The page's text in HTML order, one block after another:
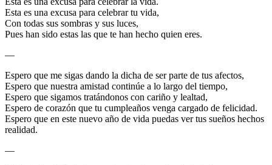
Esta es una excusa para celebrar tu vida,
Con todas sus sombras y sus luces,
Pues han sido estas las que te han hecho quien eres.
—
Espero que me sigas dando la dicha de ser parte de tus afectos,
Espero que nuestra amistad continúe a lo largo del tiempo,
Espero que sigamos tratándonos con cariño y lealtad,
Espero de corazón que tu cumpleaños venga cargado de felicidad.
Espero que en este nuevo año de vida puedas ver tus sueños hechos
realidad.
—